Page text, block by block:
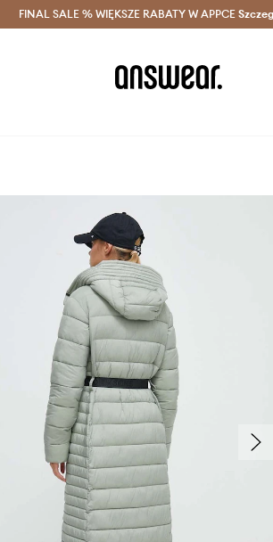
z Answear Club > Dostawa nawet w
FINAL SALE % WIĘKSZE RABATY W APPCE